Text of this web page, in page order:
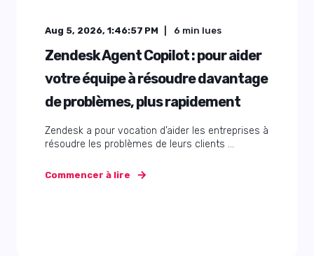
Aug 5, 2026, 1:46:57 PM 6 min lues
Zendesk Agent Copilot : pour aider
votre équipe à résoudre davantage
de problèmes, plus rapidement
Zendesk a pour vocation d’aider les entreprises à
résoudre les problèmes de leurs clients ...
Commencer à lire